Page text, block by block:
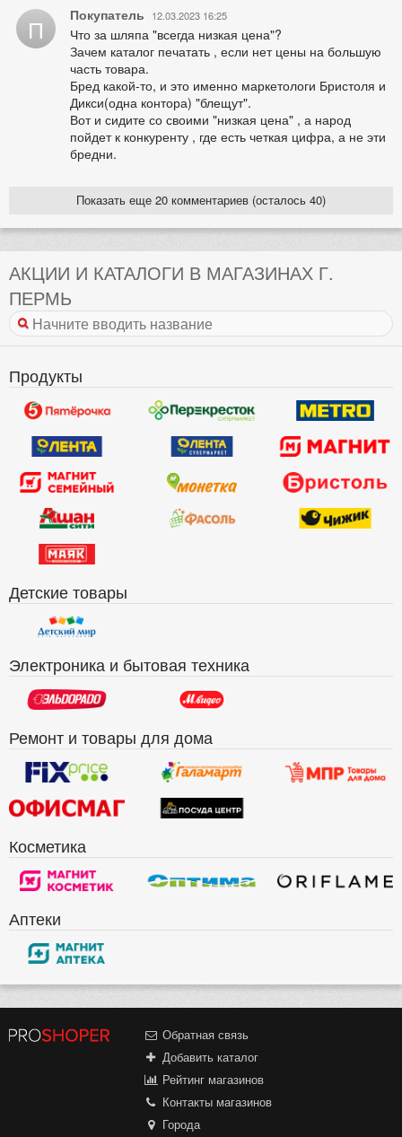
П Покупатель 12.03.2023 16:25
Что за шляпа "всегда низкая цена"?
Зачем каталог печатать , если нет цены на большую
часть товара.
Бред какой-то, и это именно маркетологи Бристоля и
Дикси(одна контора) "блещут".
Вот и сидите со своими "низкая цена" , а народ
пойдет к конкуренту , где есть четкая цифра, а не эти
бредни.
Показать еще 20 комментариев (осталось 40)
АКЦИИ И КАТАЛОГИ В МАГАЗИНАХ Г.
ПЕРМЬ
Продукты
Детские товары
Электроника и бытовая техника
Ремонт и товары для дома
Косметика
Аптеки
Обратная связь
Добавить каталог
Рейтинг магазинов
Контакты магазинов
Города